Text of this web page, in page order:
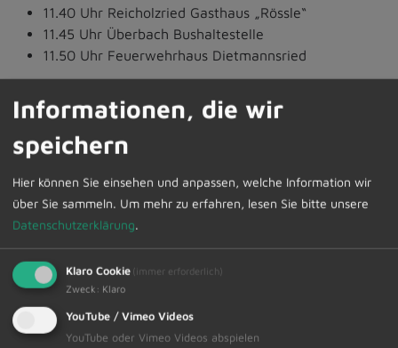
11.40 Uhr Reicholzried Gasthaus „Rössle“
11.45 Uhr Überbach Bushaltestelle
11.50 Uhr Feuerwehrhaus Dietmannsried
Rückfahrt gegen 16:00 Uhr.
Zu diesem Senioren-Mittagstisch wird ein Menü aus
Faschingseinlagensuppe sowie Gulasch mit
Butterspätzle zu einem Gesamtpreis von 6,00 Euro
angeboten.
Die Vertreter der Bürgerstiftung Dietmannsried im
Allgäu sowie die Marktgemeinde würden sich über die
Teilnahme aller „Senioren“ und „Junggebliebenen“
freuen.
Informationen, die wir
speichern
Hier können Sie einsehen und anpassen, welche Information wir
über Sie sammeln. Um mehr zu erfahren, lesen Sie bitte unsere
Datenschutzerklärung.
Klaro Cookie (immer erforderlich)
Zweck : Klaro
YouTube / Vimeo Videos
YouTube oder Vimeo Videos abspielen